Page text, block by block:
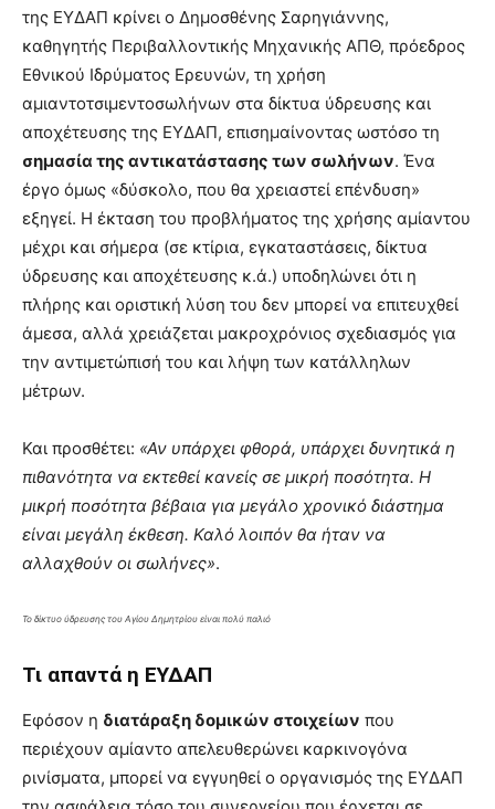
της ΕΥΔΑΠ κρίνει ο Δημοσθένης Σαρηγιάννης,
καθηγητής Περιβαλλοντικής Μηχανικής ΑΠΘ, πρόεδρος
Εθνικού Ιδρύματος Ερευνών, τη χρήση
αμιαντοτσιμεντοσωλήνων στα δίκτυα ύδρευσης και
αποχέτευσης της ΕΥΔΑΠ, επισημαίνοντας ωστόσο τη
σημασία της αντικατάστασης των σωλήνων. Ένα
έργο όμως «δύσκολο, που θα χρειαστεί επένδυση»
εξηγεί. Η έκταση του προβλήματος της χρήσης αμίαντου
μέχρι και σήμερα (σε κτίρια, εγκαταστάσεις, δίκτυα
ύδρευσης και αποχέτευσης κ.ά.) υποδηλώνει ότι η
πλήρης και οριστική λύση του δεν μπορεί να επιτευχθεί
άμεσα, αλλά χρειάζεται μακροχρόνιος σχεδιασμός για
την αντιμετώπισή του και λήψη των κατάλληλων
μέτρων.
Και προσθέτει: «Αν υπάρχει φθορά, υπάρχει δυνητικά η
πιθανότητα να εκτεθεί κανείς σε μικρή ποσότητα. Η
μικρή ποσότητα βέβαια για μεγάλο χρονικό διάστημα
είναι μεγάλη έκθεση. Καλό λοιπόν θα ήταν να
αλλαχθούν οι σωλήνες».
Το δίκτυο ύδρευσης του Αγίου Δημητρίου είναι πολύ παλιό
Τι απαντά η ΕΥΔΑΠ
Εφόσον η διατάραξη δομικών στοιχείων που
περιέχουν αμίαντο απελευθερώνει καρκινογόνα
ρινίσματα, μπορεί να εγγυηθεί ο οργανισμός της ΕΥΔΑΠ